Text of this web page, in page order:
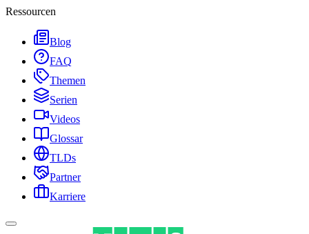
Ressourcen
Blog
FAQ
Themen
Serien
Videos
Glossar
TLDs
Partner
Karriere